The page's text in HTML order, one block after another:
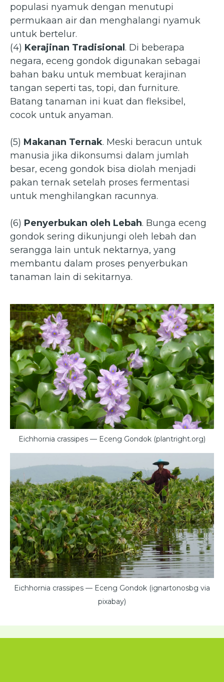
populasi nyamuk dengan menutupi
permukaan air dan menghalangi nyamuk
untuk bertelur.
(4) Kerajinan Tradisional . Di beberapa
negara, eceng gondok digunakan sebagai
bahan baku untuk membuat kerajinan
tangan seperti tas, topi, dan furniture.
Batang tanaman ini kuat dan fleksibel,
cocok untuk anyaman.
(5) Makanan Ternak. Meski beracun untuk
manusia jika dikonsumsi dalam jumlah
besar, eceng gondok bisa diolah menjadi
pakan ternak setelah proses fermentasi
untuk menghilangkan racunnya.
(6) Penyerbukan oleh Lebah. Bunga eceng
gondok sering dikunjungi oleh lebah dan
serangga lain untuk nektarnya, yang
membantu dalam proses penyerbukan
tanaman lain di sekitarnya.
Eichhornia crassipes — Eceng Gondok (plantright.org)
Eichhornia crassipes — Eceng Gondok (ignartonosbg via
pixabay)